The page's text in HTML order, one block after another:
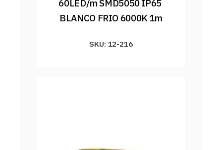
60LED/m SMD5050 IP65
BLANCO FRIO 6000K 1m
SKU: 12-216